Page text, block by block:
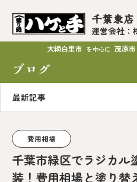
千葉東店
運営会社：
大網白里市 を中心に 茂原市
ブログ
最新記事
費用相場
千葉市緑区でラジカル
装！費用相場と塗り替